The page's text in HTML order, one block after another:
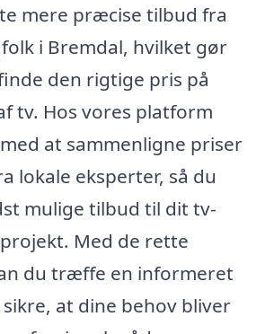
mere præcise tilbud fra
i Bremdal, hvilket gør
den rigtige pris på
tv. Hos vores platform
at sammenligne priser
lokale eksperter, så du
mulige tilbud til dit tv-
Med de rette
du træffe en informeret
at dine behov bliver